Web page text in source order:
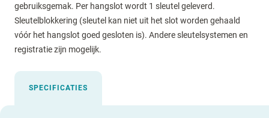
gebruiksgemak. Per hangslot wordt 1 sleutel geleverd.
Sleutelblokkering (sleutel kan niet uit het slot worden gehaald
vóór het hangslot goed gesloten is). Andere sleutelsystemen en
registratie zijn mogelijk.
SPECIFICATIES